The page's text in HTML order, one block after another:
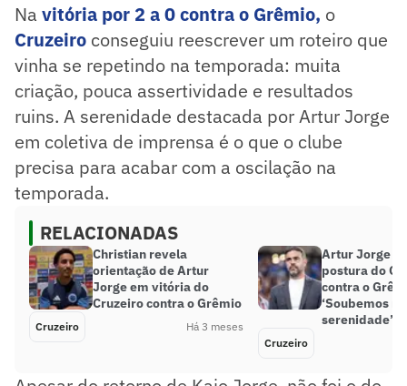
Na vitória por 2 a 0 contra o Grêmio, o
Cruzeiro conseguiu reescrever um roteiro que
vinha se repetindo na temporada: muita
criação, pouca assertividade e resultados
ruins. A serenidade destacada por Artur Jorge
em coletiva de imprensa é o que o clube
precisa para acabar com a oscilação na
temporada.
RELACIONADAS
Christian revela
orientação de Artur
Jorge em vitória do
Cruzeiro contra o Grêmio
Cruzeiro Há 3 meses
Artur Jorge
postura do
contra o
‘Soubemos
serenidade’
Cruzeiro